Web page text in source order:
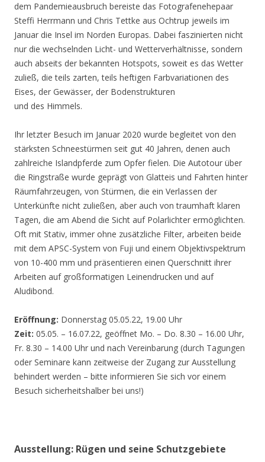
dem Pandemieausbruch bereiste das Fotografenehepaar
Steffi Herrmann und Chris Tettke aus Ochtrup jeweils im
Januar die Insel im Norden Europas. Dabei faszinierten nicht
nur die wechselnden Licht- und Wetterverhältnisse, sondern
auch abseits der bekannten Hotspots, soweit es das Wetter
zuließ, die teils zarten, teils heftigen Farbvariationen des
Eises, der Gewässer, der Bodenstrukturen
und des Himmels.
Ihr letzter Besuch im Januar 2020 wurde begleitet von den
stärksten Schneestürmen seit gut 40 Jahren, denen auch
zahlreiche Islandpferde zum Opfer fielen. Die Autotour über
die Ringstraße wurde geprägt von Glatteis und Fahrten hinter
Räumfahrzeugen, von Stürmen, die ein Verlassen der
Unterkünfte nicht zuließen, aber auch von traumhaft klaren
Tagen, die am Abend die Sicht auf Polarlichter ermöglichten.
Oft mit Stativ, immer ohne zusätzliche Filter, arbeiten beide
mit dem APSC-System von Fuji und einem Objektivspektrum
von 10-400 mm und präsentieren einen Querschnitt ihrer
Arbeiten auf großformatigen Leinendrucken und auf
Aludibond.
Eröffnung: Donnerstag 05.05.22, 19.00 Uhr
Zeit: 05.05. – 16.07.22, geöffnet Mo. – Do. 8.30 – 16.00 Uhr,
Fr. 8.30 – 14.00 Uhr und nach Vereinbarung (durch Tagungen
oder Seminare kann zeitweise der Zugang zur Ausstellung
behindert werden – bitte informieren Sie sich vor einem
Besuch sicherheitshalber bei uns!)
Ausstellung: Rügen und seine Schutzgebiete